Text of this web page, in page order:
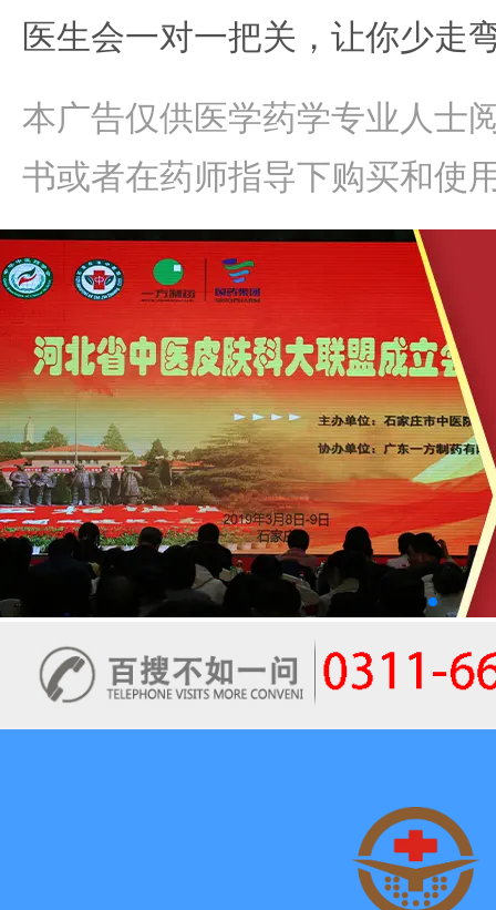
医生会一对一把关，让你少走
本广告仅供医学药学专业人士
书或者在药师指导下购买和使